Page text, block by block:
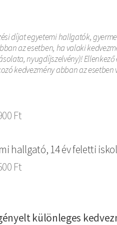
díjat egyetemi hallgatók,
az esetben, ha valaki
nyugdíjszelvény)!
kedvezmény abban az
Ft
hallgató, 14 év feletti
Ft
különleges